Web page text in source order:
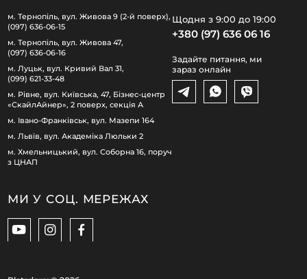
м. Тернопіль, вул. Живова 9 (2-й поверх),
(097) 636-06-15
м. Тернопіль, вул. Живова 47,
(097) 636-06-16
м. Луцьк, вул. Кривий Вал 31,
(099) 621-33-48
м. Рівне, вул. Київська, 47, Бізнес-центр
«СкайлАйнер», 2 поверх, секція А
м. Івано-Франківськ, вул. Мазепи 164
м. Львів, вул. Академіка Люльки 2
м. Хмельницький, вул. Соборна 16, поруч
з ЦНАП
Щодня з 9:00 до 19:00
+380 (97) 636 06 16
Задайте питання, ми
зараз онлайн
МИ У СОЦ. МЕРЕЖАХ